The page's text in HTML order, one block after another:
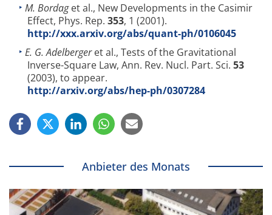
M. Bordaget al., New Developments in the Casimir
Effect, Phys. Rep. 353, 1 (2001).
http://xxx.arxiv.org/abs/quant-ph/0106045
E. G. Adelbergeret al., Tests of the Gravitational
Inverse-Square Law, Ann. Rev. Nucl. Part. Sci. 53
(2003), to appear.
http://arxiv.org/abs/hep-ph/0307284
Anbieter des Monats